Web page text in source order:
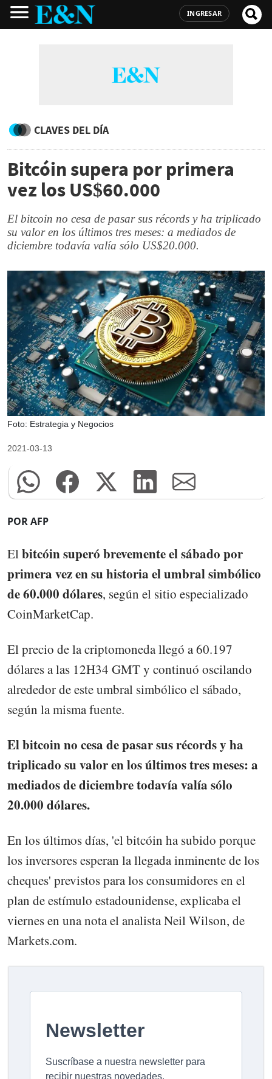
INGRESAR
CLAVES DEL DÍA
Bitcóin supera por primera
vez los US$60.000
El bitcoin no cesa de pasar sus récords y ha triplicado
su valor en los últimos tres meses: a mediados de
diciembre todavía valía sólo US$20.000.
Foto: Estrategia y Negocios
2021-03-13
POR AFP
Elbitcóin superó brevemente el sábado por
primera vez en su historia el umbral simbólico
de 60.000 dólares, según el sitio especializado
CoinMarketCap.
El precio de la criptomoneda llegó a 60.197
dólares a las 12H34 GMT y continuó oscilando
alrededor de este umbral simbólico el sábado,
según la misma fuente.
El bitcoin no cesa de pasar sus récords y ha
triplicado su valor en los últimos tres meses: a
mediados de diciembre todavía valía sólo
20.000 dólares.
En los últimos días, 'el bitcóin ha subido porque
los inversores esperan la llegada inminente de los
cheques' previstos para los consumidores en el
plan de estímulo estadounidense, explicaba el
viernes en una nota el analista Neil Wilson, de
Markets.com.